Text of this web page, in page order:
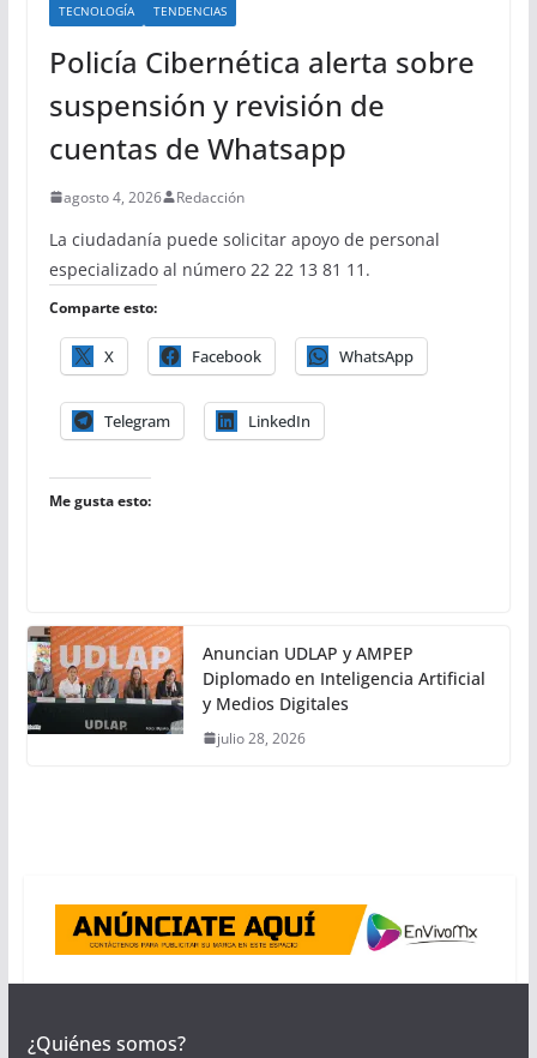
TECNOLOGÍA TENDENCIAS
Policía Cibernética alerta sobre
suspensión y revisión de
cuentas de Whatsapp
agosto 4, 2026 Redacción
La ciudadanía puede solicitar apoyo de personal
especializado al número 22 22 13 81 11.
Comparte esto:
X Facebook WhatsApp
Telegram LinkedIn
Me gusta esto:
Anuncian UDLAP y AMPEP
Diplomado en Inteligencia Artificial
y Medios Digitales
julio 28, 2026
¿Quiénes somos?